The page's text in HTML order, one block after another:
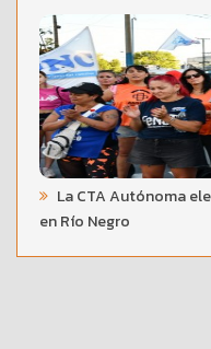
La CTA Autónoma
en Río Negro